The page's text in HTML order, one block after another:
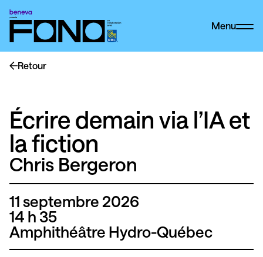
Menu
Retour
Écrire demain via l’IA et
la fiction
Chris Bergeron
11 septembre 2026
14 h35
Amphithéâtre Hydro-Québec